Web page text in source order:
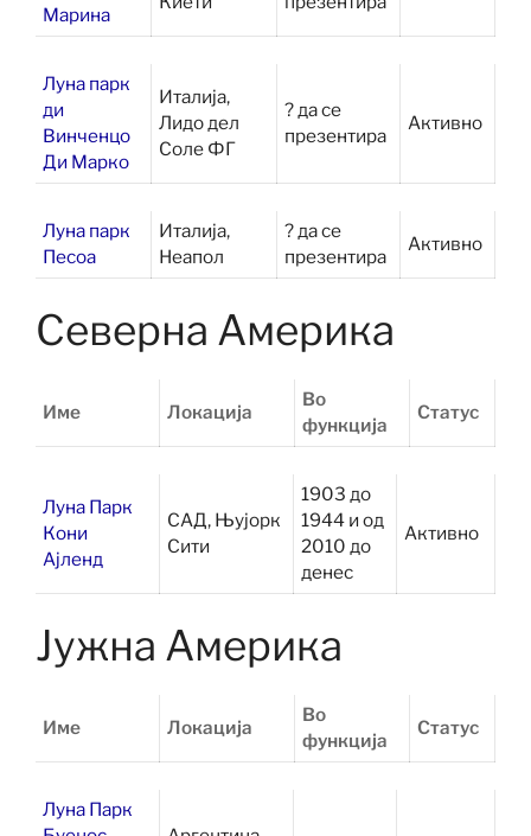
Марина
Луна парк
ди
Винченцо
Ди Марко
Италија,
Лидо дел
Соле ФГ
? да се
презентира
Активно
Луна парк
Песоа
Италија,
Неапол
? да се
презентира
Активно
Северна Америка
Име Локација
Во
функција
Статус
Луна Парк
Кони
Ајленд
САД, Њујорк
Сити
1903 до
1944 и од
2010 до
денес
Активно
Јужна Америка
Име Локација
Во
функција
Статус
Луна Парк